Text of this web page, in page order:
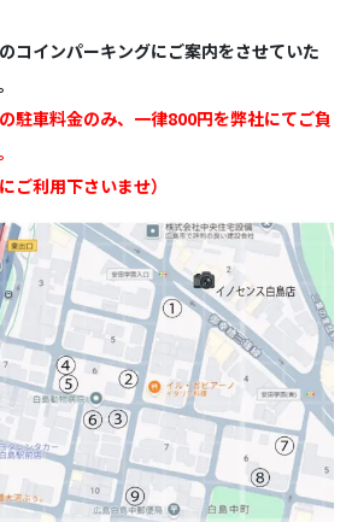
コインパーキングにご案内をさせていた
駐車料金のみ、一律800円を弊社にてご負
ご利用下さいませ）